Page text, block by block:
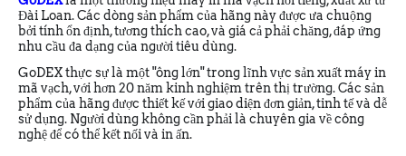
Đài Loan. Các dòng sản phẩm của hãng này được ưa chuộng
bởi tính ổn định, tương thích cao, và giá cả phải chăng, đáp ứng
nhu cầu đa dạng của người tiêu dùng.
GoDEX thực sự là một "ông lớn" trong lĩnh vực sản xuất máy in
mã vạch, với hơn 20 năm kinh nghiệm trên thị trường. Các sản
phẩm của hãng được thiết kế với giao diện đơn giản, tinh tế và dễ
sử dụng. Người dùng không cần phải là chuyên gia về công
nghệ để có thể kết nối và in ấn.